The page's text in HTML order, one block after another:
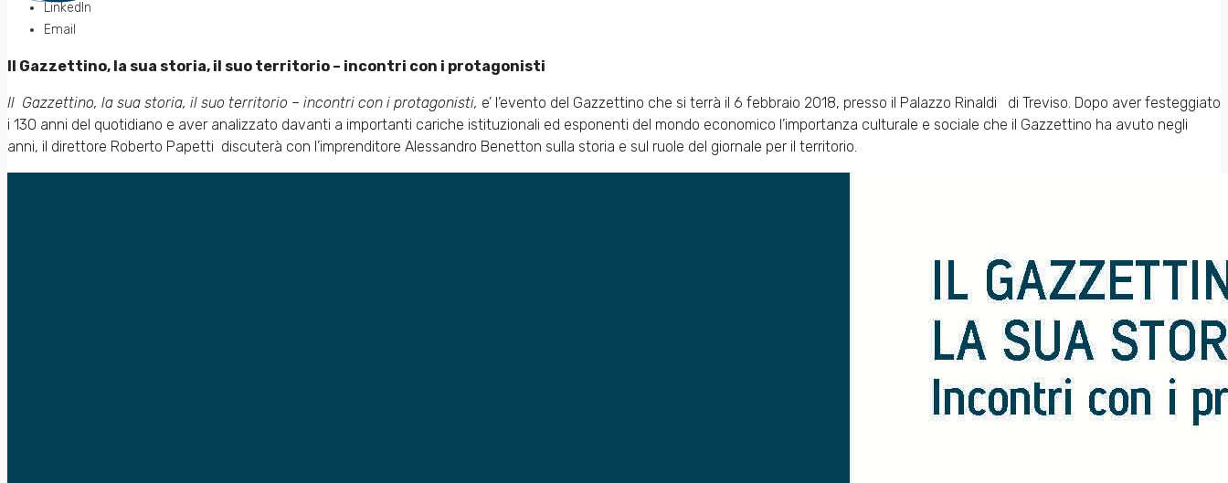
LinkedIn
Email
Il Gazzettino, la sua storia, il suo territorio – incontri con i protagonisti
Il Gazzettino, la sua storia, il suo territorio – incontri con i protagonisti, e’ l’evento del Gazzettino che si terrà il 6 febbraio 2018, presso il Palazzo Rinaldi di Treviso. Dopo aver festeggiato
i 130 anni del quotidiano e aver analizzato davanti a importanti cariche istituzionali ed esponenti del mondo economico l’importanza culturale e sociale che il Gazzettino ha avuto negli
anni, il direttore Roberto Papetti discuterà con l’imprenditore Alessandro Benetton sulla storia e sul ruole del giornale per il territorio.